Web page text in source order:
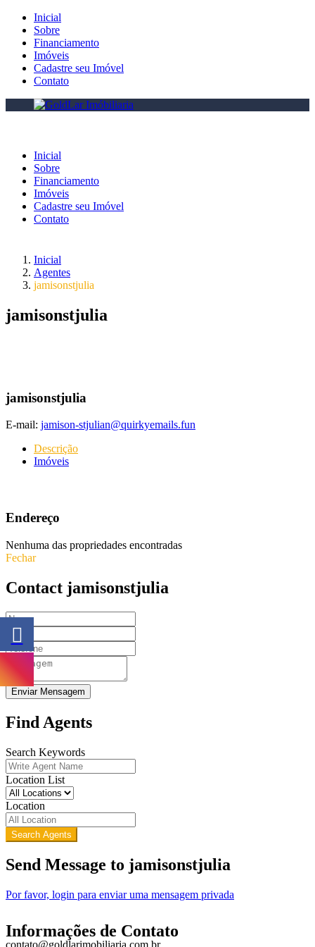
Inicial
Sobre
Financiamento
Imóveis
Cadastre seu Imóvel
Contato
Inicial
Sobre
Financiamento
Imóveis
Cadastre seu Imóvel
Contato
Inicial
Agentes
jamisonstjulia
jamisonstjulia
jamisonstjulia
E-mail: jamison-stjulian@quirkyemails.fun
Descrição
Imóveis
Endereço
Nenhuma das propriedades encontradas
Fechar
Contact jamisonstjulia
Enviar Mensagem
Find Agents
Search Keywords
Location List
Location
Search Agents
Send Message to jamisonstjulia
Por favor, login para enviar uma mensagem privada
Informações de Contato